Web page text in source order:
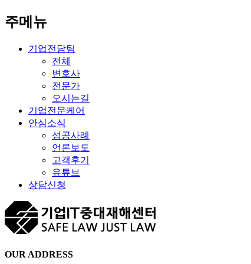
주메뉴
기업전담팀
전체
변호사
전문가
오시는길
기업전문케어
안심소식
성공사례
언론보도
고객후기
유튜브
상담신청
OUR ADDRESS